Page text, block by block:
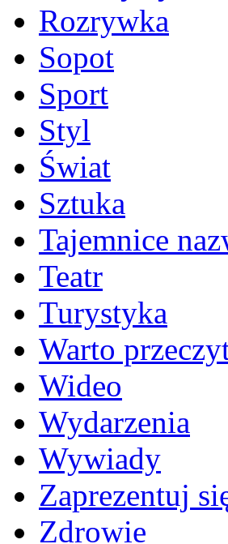
Rozrywka
Sopot
Sport
Styl
Świat
Sztuka
Tajemnice
Teatr
Turystyka
Warto
Wideo
Wydarzenia
Wywiady
Zaprezentuj
Zdrowie